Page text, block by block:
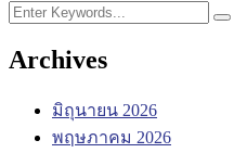
Archives
มิถุนายน 2026
พฤษภาคม 2026